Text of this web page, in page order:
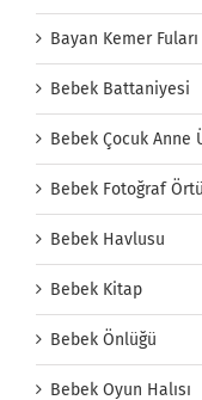
Bayan Kemer Fuları
Bebek Battaniyesi
Bebek Çocuk Anne
Bebek Fotoğraf
Bebek Havlusu
Bebek Kitap
Bebek Önlüğü
Bebek Oyun Halısı